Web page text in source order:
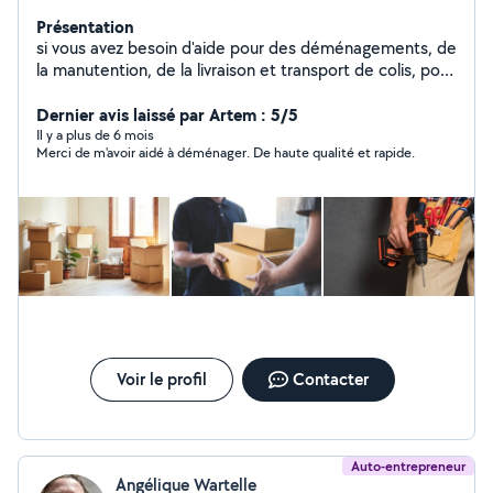
Présentation
si vous avez besoin d'aide pour des déménagements, de
la manutention, de la livraison et transport de colis, pour
n'hésitez pas ce sera un plaisir de vous aider. je suis
sérieux, ponctuel et sympathique.
Dernier avis laissé par Artem : 5/5
Il y a plus de 6 mois
Merci de m'avoir aidé à déménager. De haute qualité et rapide.
Voir le profil Contacter
Auto-entrepreneur
Angélique Wartelle